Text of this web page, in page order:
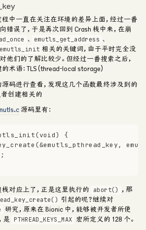
中一直在关注在环境的差异上面，经过一番
错误了，于是再次回到 Crash 栈中来，在崩
、 emutls_get_address 、
emutls_init 相关的关键词，由于平时完全没
他们的了解比较少。但经过一番搜索之后，
术语： TLS (thread-local storage)
码进行查看，发现这几个函数最终涉及到的
创建相关的
源码里有：
(void)
{
(&emutls_pthread_key,
对应上了，正是这里执行的 abort()
，那
引起的呢？继续对
研究，原来在 Bionic 中，能够被开发者所使
是 PTHREAD_KEYS_MAX 宏所定义的 128 个。